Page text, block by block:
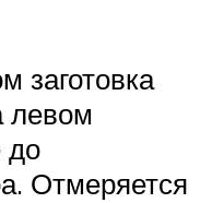
заготовка
левом
до
Отмеряется